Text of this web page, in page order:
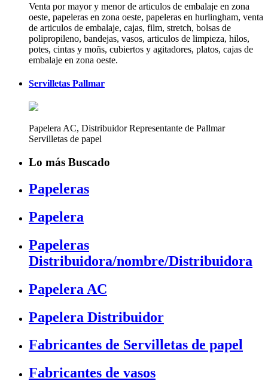
Venta por mayor y menor de articulos de embalaje en zona
oeste, papeleras en zona oeste, papeleras en hurlingham, venta
de articulos de embalaje, cajas, film, stretch, bolsas de
polipropileno, bandejas, vasos, articulos de limpieza, hilos,
potes, cintas y moñs, cubiertos y agitadores, platos, cajas de
embalaje en zona oeste.
Servilletas Pallmar
Papelera AC, Distribuidor Representante de Pallmar
Servilletas de papel
Lo más Buscado
Papeleras
Papelera
Papeleras
Distribuidora/nombre/Distribuidora
Papelera AC
Papelera Distribuidor
Fabricantes de Servilletas de papel
Fabricantes de vasos